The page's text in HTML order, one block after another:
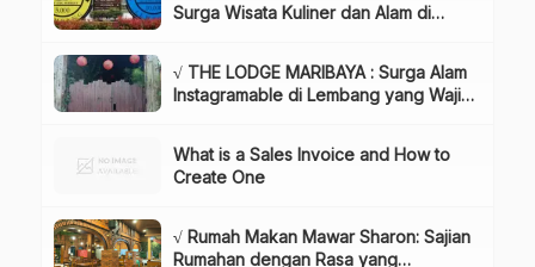
Surga Wisata Kuliner dan Alam di
√ THE LODGE MARIBAYA : Surga Alam
Instagramable di Lembang yang Wajib
What is a Sales Invoice and How to
Create One
√ Rumah Makan Mawar Sharon: Sajian
Rumahan dengan Rasa yang